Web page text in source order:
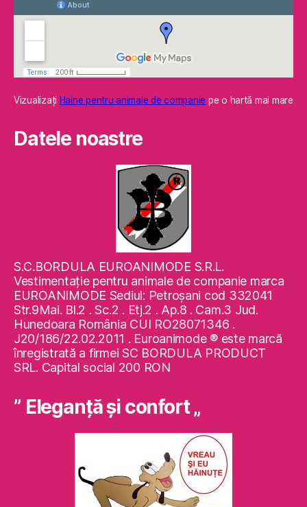
Vizualizaţi Haine pentru animale de companie pe o hartă mai mare
Datele noastre
S.C.BORDULA EUROANIMODE S.R.L.
Vestimentaţie pentru animale de companie marca
EUROANIMODE Sediul: Petroşani cod 332041
Str.9Mai. Bl.2 . Sc.2 . Etj.2 . Ap.8 . Cam.3 Jud.
Hunedoara România CUI RO28071346 .
J20/186/22.02.2011 . Euroanimode ® este marcă
înregistrată a firmei SC BORDULA PRODUCT
SRL. Capital social 200 RON
” Eleganţă şi confort „